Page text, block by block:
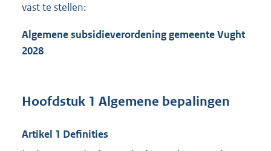
vast te stellen:
Algemene subsidieverordening gemeente Vught
2028
Hoofdstuk 1 Algemene bepalingen
Artikel 1 Definities